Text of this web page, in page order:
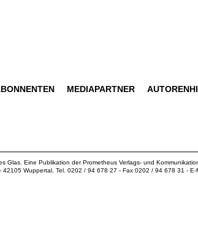
MEDIAPARTNER
Glas. Eine Publikation derPrometheus Verlags- und
42105 Wuppertal. Tel. 0202 / 94 678 27 - Fax 0202 / 94 678 31 - E-